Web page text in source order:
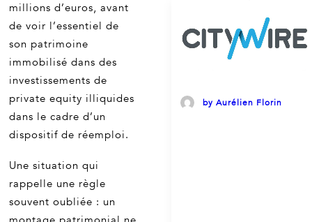
millions d’euros, avant
de voir l’essentiel de
son patrimoine
immobilisé dans des
investissements de
private equity illiquides
dans le cadre d’un
dispositif de réemploi.
Une situation qui
rappelle une règle
souvent oubliée : un
dès lors, de ne pas
confondre performance
espérée et gain garanti.
by Aurélien Florin